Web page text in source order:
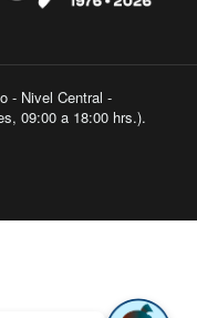
- Nivel Central -
09:00 a 18:00 hrs.).